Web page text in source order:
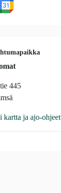
445
kartta ja ajo-ohjeet